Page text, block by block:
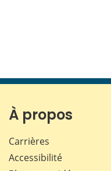
À propos
Carrières
Accessibilité